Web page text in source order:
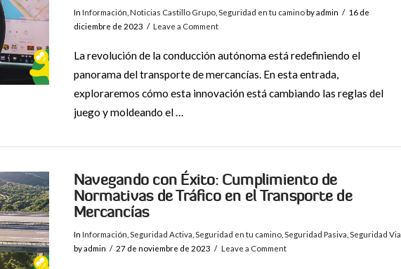
In Información Noticias Castillo Grupo, Seguridad en tu caminoby admin
16 de
diciembre de 2023
Leave a Comment
La revolución de la conducción autónoma está redefiniendo el
panorama del transporte de mercancías. En esta entrada,
exploraremos cómo esta innovación está cambiando las reglas del
juego y moldeando el …
Navegando con Éxito: Cumplimiento de
Normativas de Tráfico en el Transporte de
Mercancías
In Información Seguridad Activa Seguridad en tu camino, Seguridad Pasiva Seguridad Vial
by admin
27 de noviembre de 2023 Leave a Comment